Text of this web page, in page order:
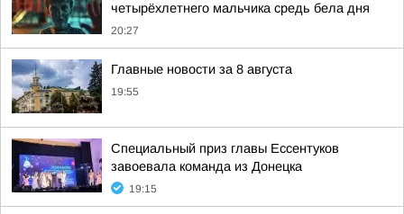
четырёхлетнего мальчика средь бела дня
20:27
Главные новости за 8 августа
19:55
Специальный приз главы Ессентуков
завоевала команда из Донецка
19:15